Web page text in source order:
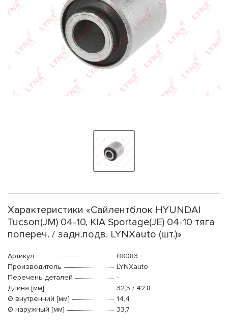
Характеристики «Сайлентблок HYUNDAI
Tucson(JM) 04-10, KIA Sportage(JE) 04-10 тяга
попереч. / задн.подв. LYNXauto (шт.)»
Артикул
B8083
Производитель
LYNXauto
Перечень деталей
-
Длина [мм]
32,5 / 42,8
Ø внутренний [мм]
14,4
Ø наружный [мм]
33,7